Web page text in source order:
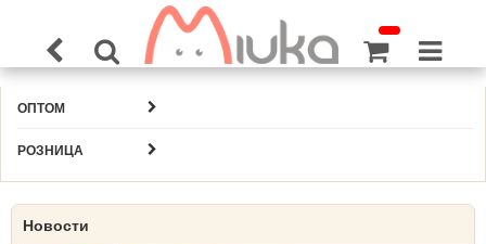
ОПТОМ
РОЗНИЦА
Новости